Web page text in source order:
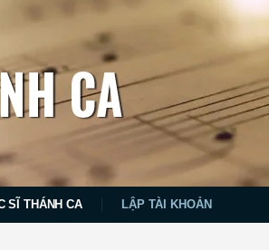
SĨ THÁNH CA LẬP TÀI KHOẢN